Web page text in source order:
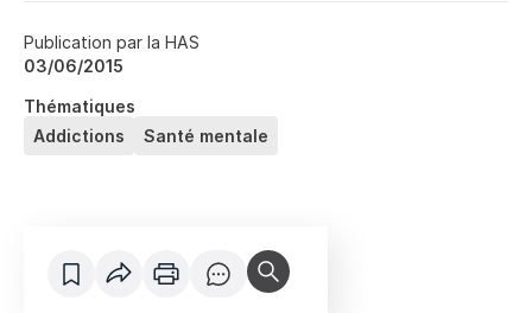
Publication par la HAS
03/06/2015
Thématiques
Addictions
Santé mentale